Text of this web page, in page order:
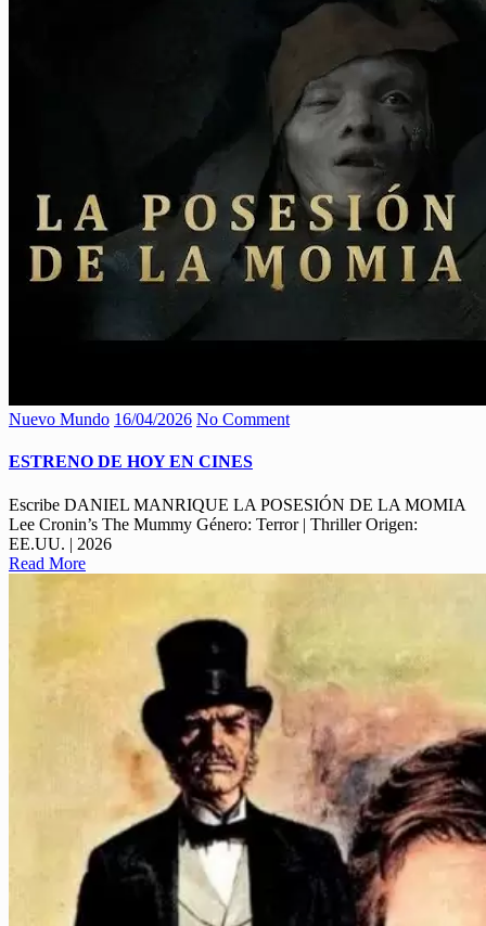
Nuevo Mundo 16/04/2026 No Comment
ESTRENO DE HOY EN CINES
Escribe DANIEL MANRIQUE LA POSESIÓN DE LA MOMIA
Lee Cronin’s The Mummy Género: Terror | Thriller Origen:
EE.UU. | 2026
Read More